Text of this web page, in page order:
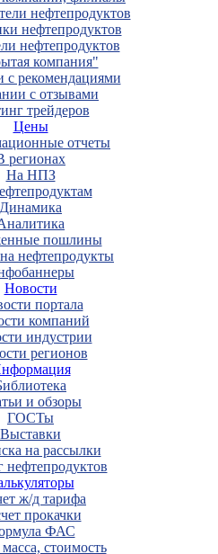
нефтепродуктов
нефтепродуктов
нефтепродуктов
компания"
с рекомендациями
с отзывами
трейдеров
Цены
отчеты
регионах
На НПЗ
Динамика
пошлины
нефтепродукты
Новости
портала
компаний
индустрии
регионов
и обзоры
ГОСТы
Выставки
на рассылки
нефтепродуктов
ж/д тарифа
прокачки
ФАС
стоимость